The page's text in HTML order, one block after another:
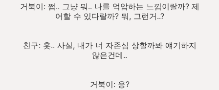
거북이: 쩝.. 그냥 뭐.. 나를 억압하는 느낌이랄까? 제
어할 수 있다랄까? 뭐, 그런거..?
친구: 훗.. 사실, 내가 너 자존심 상할까봐 얘기하지
않은건데..
거북이: 응?